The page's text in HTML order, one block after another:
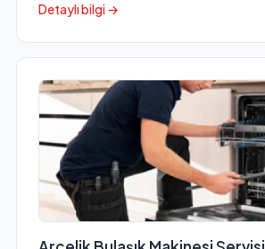
Detaylı bilgi →